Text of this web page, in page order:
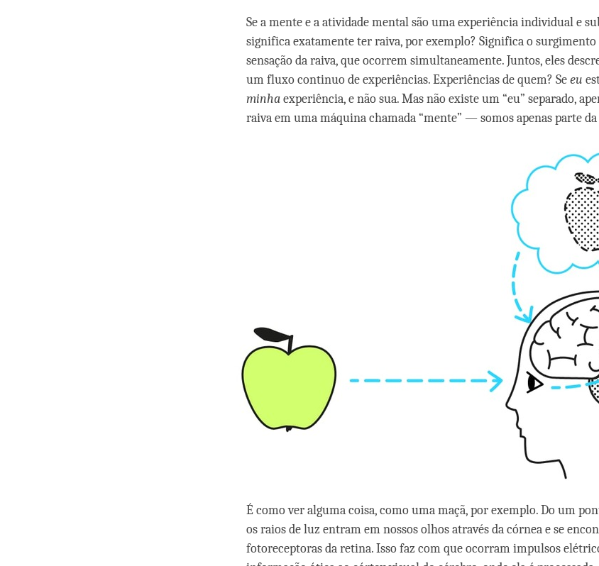
Se a mente e a atividade mental são uma experiência individual e
significa exatamente ter raiva, por exemplo? Significa o surgimento
sensação da raiva, que ocorrem simultaneamente. Juntos, eles
um fluxo continuo de experiências. Experiências de quem? Seeu
minhaexperiência, e não sua. Mas não existe um “eu” separado,
raiva em uma máquina chamada “mente” — somos apenas parte
É como ver alguma coisa, como uma maçã, por exemplo. Do um
os raios de luz entram em nossos olhos através da córnea e se
fotoreceptoras da retina. Isso faz com que ocorram impulsos